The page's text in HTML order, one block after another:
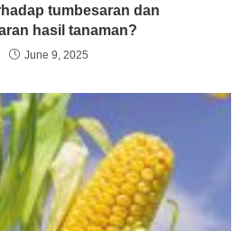
tumbesaran dan
hasil tanaman?
June 9, 2025